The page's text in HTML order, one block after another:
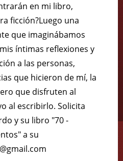
en mi libro,
ficción?Luego una
que imaginábamos
íntimas reflexiones y
a las personas,
que hicieron de mí, la
que disfruten al
al escribirlo. Solicita
y su libro "70 -
a su